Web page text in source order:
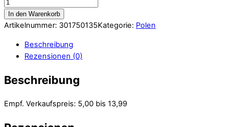
In den Warenkorb
Artikelnummer: 301750135Kategorie: Polen
Beschreibung
Rezensionen (0)
Beschreibung
Empf. Verkaufspreis: 5,00 bis 13,99